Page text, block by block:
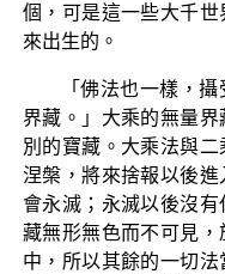
個，可是這一些大千
來出生的。
「佛法也一樣，
界藏。」大乘的無量
別的寶藏。大乘法與
涅槃，將來捨報以後
會永滅；永滅以後沒
藏無形無色而不可見
中，所以其餘的一切